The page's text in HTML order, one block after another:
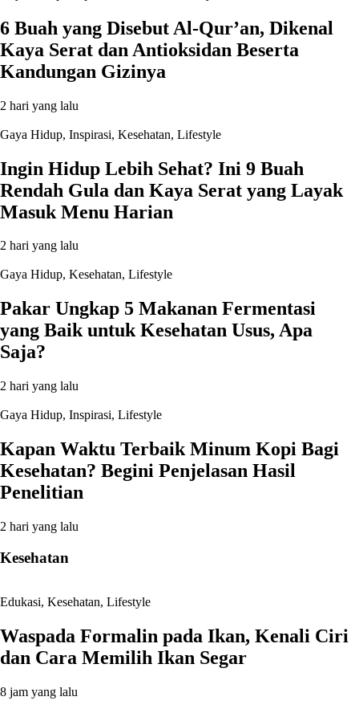
6 Buah yang Disebut Al-Qur’an, Dikenal
Kaya Serat dan Antioksidan Beserta
Kandungan Gizinya
2 hari yang lalu
Gaya Hidup, Inspirasi, Kesehatan, Lifestyle
Ingin Hidup Lebih Sehat? Ini 9 Buah
Rendah Gula dan Kaya Serat yang Layak
Masuk Menu Harian
2 hari yang lalu
Gaya Hidup, Kesehatan, Lifestyle
Pakar Ungkap 5 Makanan Fermentasi
yang Baik untuk Kesehatan Usus, Apa
Saja?
2 hari yang lalu
Gaya Hidup, Inspirasi, Lifestyle
Kapan Waktu Terbaik Minum Kopi Bagi
Kesehatan? Begini Penjelasan Hasil
Penelitian
2 hari yang lalu
Kesehatan
Edukasi, Kesehatan, Lifestyle
Waspada Formalin pada Ikan, Kenali Ciri
dan Cara Memilih Ikan Segar
8 jam yang lalu